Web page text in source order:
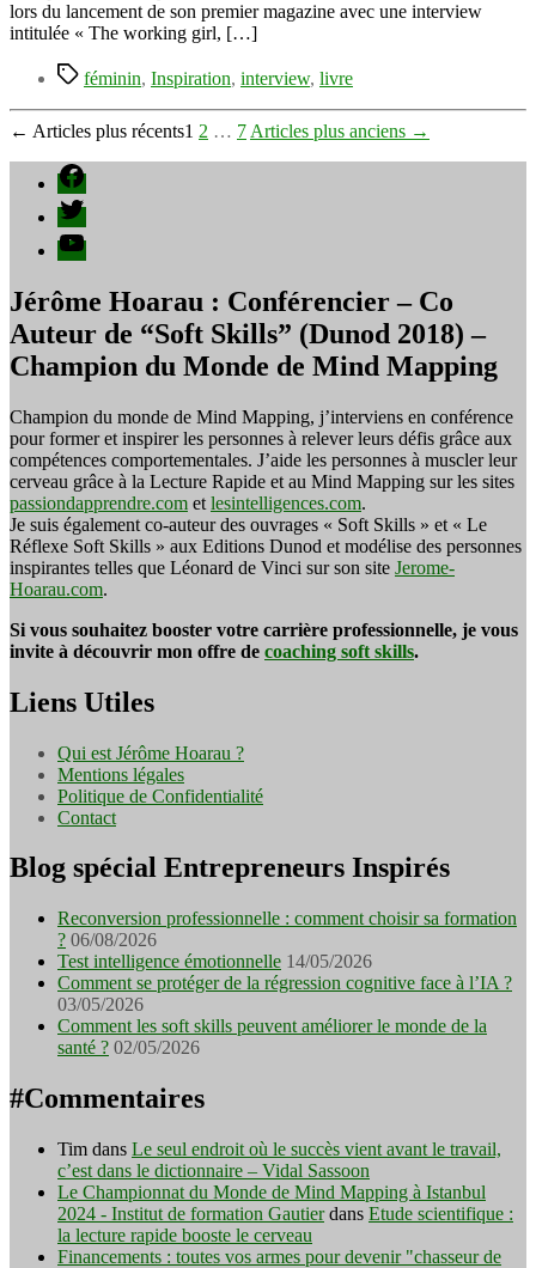
qui
!
»
lors du lancement de son premier magazine avec une interview
intitulée « The working girl, […]
Étiquettes
féminin, Inspiration, interview, livre
Pagination
des
publications
← Articles plus récents1 2 … 7 Articles plus anciens →
Facebook
Twitter
YouTube
Jérôme Hoarau : Conférencier – Co
Auteur de “Soft Skills” (Dunod 2018) –
Champion du Monde de Mind Mapping
Champion du monde de Mind Mapping, j’interviens en conférence
pour former et inspirer les personnes à relever leurs défis grâce aux
compétences comportementales. J’aide les personnes à muscler leur
cerveau grâce à la Lecture Rapide et au Mind Mapping sur les sites
passiondapprendre.com et lesintelligences.com.
Je suis également co-auteur des ouvrages « Soft Skills » et « Le
Réflexe Soft Skills » aux Editions Dunod et modélise des personnes
inspirantes telles que Léonard de Vinci sur son site Jerome-
Hoarau.com.
Si vous souhaitez booster votre carrière professionnelle, je vous
invite à découvrir mon offre de coaching soft skills.
Liens Utiles
Qui est Jérôme Hoarau ?
Mentions légales
Politique de Confidentialité
Contact
Blog spécial Entrepreneurs Inspirés
Reconversion professionnelle : comment choisir sa formation
? 06/08/2026
Test intelligence émotionnelle 14/05/2026
Comment se protéger de la régression cognitive face à l’IA ?
03/05/2026
Comment les soft skills peuvent améliorer le monde de la
santé ? 02/05/2026
#Commentaires
Tim dans Le seul endroit où le succès vient avant le travail,
c’est dans le dictionnaire – Vidal Sassoon
Le Championnat du Monde de Mind Mapping à Istanbul
2024 - Institut de formation Gautierdans Etude scientifique :
la lecture rapide booste le cerveau
Financements : toutes vos armes pour devenir "chasseur de